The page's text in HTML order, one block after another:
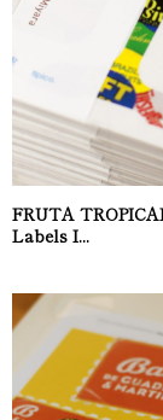
FRUTA
Labels I...